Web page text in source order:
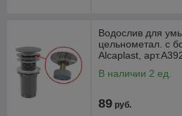
Водослив для
цельнометал. с
Alcaplast,
В наличии 2 ед.
89 руб.